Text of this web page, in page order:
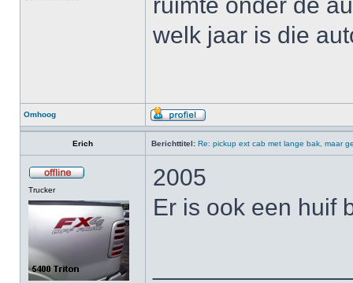
welk jaar is die
Omhoog
Erich Berichttitel: Re: pickup ext cab met lange bak, maar
Trucker
2005
Er is ook een huif